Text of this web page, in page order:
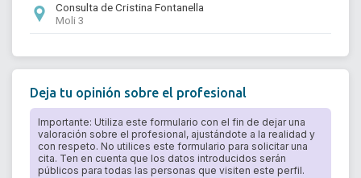
Consulta de Cristina Fontanella
Moli 3
Deja tu opinión sobre el profesional
Importante: Utiliza este formulario con el fin de dejar una
valoración sobre el profesional, ajustándote a la realidad y
con respeto. No utilices este formulario para solicitar una
cita. Ten en cuenta que los datos introducidos serán
públicos para todas las personas que visiten este perfil.